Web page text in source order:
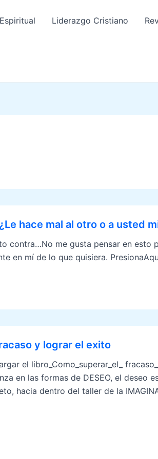
Liderazgo Cristiano
hace mal al otro o a usted
contra…No me gusta pensar en
en mí de lo que quisiera.
y lograr el exito
el libro_Como_superar_el_
en las formas de DESEO, el deseo
hacia dentro del taller de la